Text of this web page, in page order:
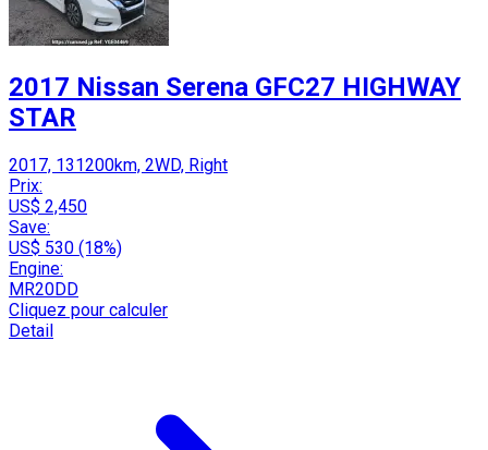
2017 Nissan Serena GFC27 HIGHWAY
STAR
2017, 131200km, 2WD, Right
Prix:
US$ 2,450
Save:
US$ 530 (18%)
Engine:
MR20DD
Cliquez pour calculer
Detail